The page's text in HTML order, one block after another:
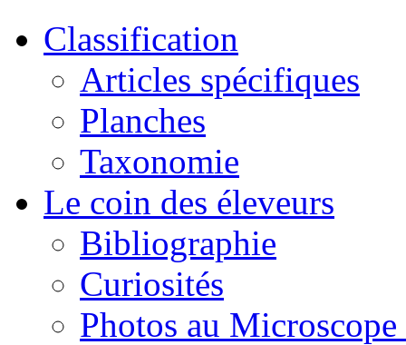
Classification
Articles spécifiques
Planches
Taxonomie
Le coin des éleveurs
Bibliographie
Curiosités
Photos au